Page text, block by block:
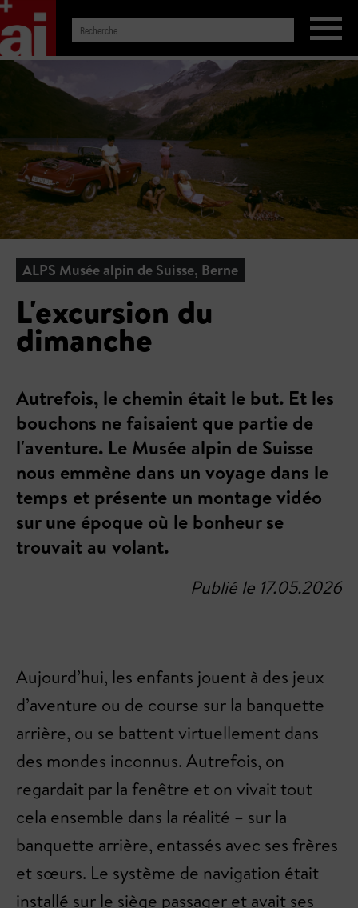
ALPS Musée alpin de Suisse, Berne
L'excursion du
dimanche
Autrefois, le chemin était le but. Et les
bouchons ne faisaient que partie de
l'aventure. Le Musée alpin de Suisse
nous emmène dans un voyage dans le
temps et présente un montage vidéo
sur une époque où le bonheur se
trouvait au volant.
Publié le 17.05.2026
Aujourd’hui, les enfants jouent à des jeux
d’aventure ou de course sur la banquette
arrière, ou se battent virtuellement dans
des mondes inconnus. Autrefois, on
regardait par la fenêtre et on vivait tout
cela ensemble dans la réalité – sur la
banquette arrière, entassés avec ses frères
et sœurs. Le système de navigation était
installé sur le siège passager et avait ses